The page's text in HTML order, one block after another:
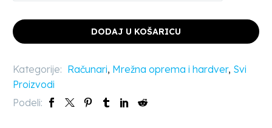
DODAJ U KOŠARICU
Kategorije: Računari, Mrežna oprema i hardver, Svi
Proizvodi
Podeli: